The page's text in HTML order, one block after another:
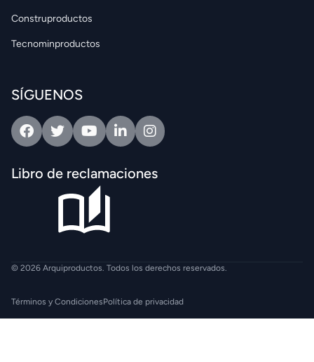
Construproductos
Tecnominproductos
SÍGUENOS
FacebookTwitterYoutubeLinkedinIntagram
Libro de reclamaciones
© 2026 Arquiproductos. Todos los derechos reservados.
Términos y CondicionesPolítica de privacidad